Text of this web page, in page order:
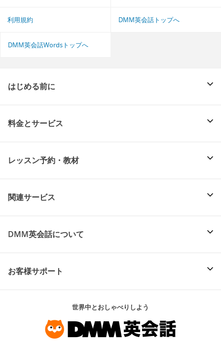
利用規約 DMM英会話トップへ
DMM英会話Wordsトップへ
はじめる前に
料金とサービス
レッスン予約・教材
関連サービス
DMM英会話について
お客様サポート
世界中とおしゃべりしよう